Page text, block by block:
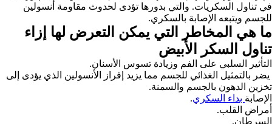
في تناول السكريات. والتي بدورها تؤدى لحدوث مقاومة أنسولين
للجسم ويتبعه الإصابة بالسكري.
ما هي المخاطر التي يمكن التعرض لها إزاء
تناول السكر الأبيض
التأثير السلبي على الفم وزيادة تسوس الأسنان.
يضر بالتمثيل الغذائي للجسم مما يزيد إفراز الأنسولين الذي يؤدى إلى
تخزين الدهون بالجسم والسمنة.
الإصابة بداء السكري.
أمراض القلب.
السرطان.